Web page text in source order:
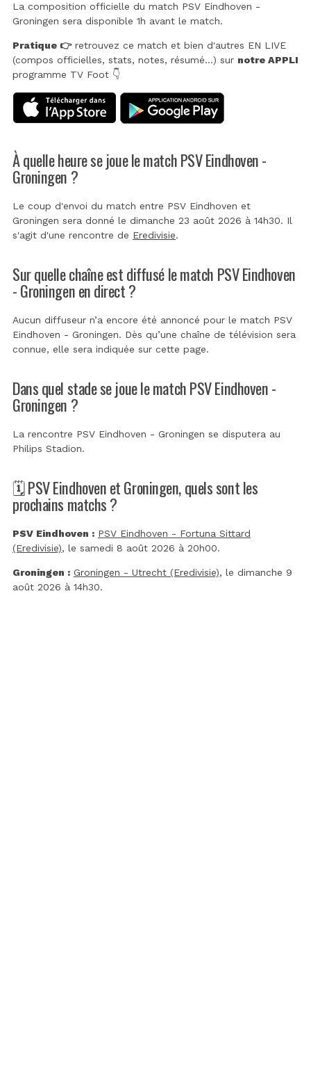
La composition officielle du match PSV Eindhoven -
Groningen sera disponible 1h avant le match.
Pratique 👉retrouvez ce match et bien d'autres EN LIVE
(compos officielles, stats, notes, résumé...) sur notre APPLI
programme TV Foot 👇
À quelle heure se joue le match PSV Eindhoven -
Groningen ?
Le coup d'envoi du match entre PSV Eindhoven et
Groningen sera donné le dimanche 23 août 2026 à 14h30. Il
s'agit d'une rencontre de Eredivisie.
Sur quelle chaîne est diffusé le match PSV Eindhoven
- Groningen en direct ?
Aucun diffuseur n’a encore été annoncé pour le match PSV
Eindhoven - Groningen. Dès qu’une chaîne de télévision sera
connue, elle sera indiquée sur cette page.
Dans quel stade se joue le match PSV Eindhoven -
Groningen ?
La rencontre PSV Eindhoven - Groningen se disputera au
Philips Stadion.
🗓️ PSV Eindhoven et Groningen, quels sont les
prochains matchs ?
PSV Eindhoven : PSV Eindhoven - Fortuna Sittard
(Eredivisie), le samedi 8 août 2026 à 20h00.
Groningen : Groningen - Utrecht (Eredivisie), le dimanche 9
août 2026 à 14h30.